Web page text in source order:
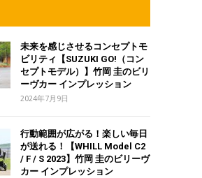
未来を感じさせるコンセプトモ
ビリティ【SUZUKI GO!（コン
セプトモデル）】竹岡 圭のビリ
ーヴカー インプレッション
2024年7月9日
行動範囲が広がる！楽しい毎日
が送れる！【WHILL Model C2
/ F / S 2023】竹岡 圭のビリーヴ
カー インプレッション